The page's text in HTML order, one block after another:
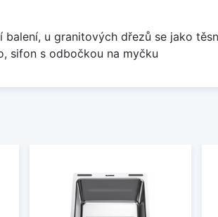
balení, u granitových dřezů se jako
sifon s odbočkou na myčku